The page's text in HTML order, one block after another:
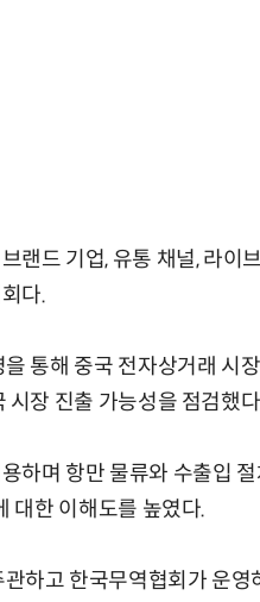
랜드 기업, 유통 채널, 라이
다.
통해 중국 전자상거래 시
시장 진출 가능성을 점검했
하며 항만 물류와 수출입
대한 이해도를 높였다.
하고 한국무역협회가 운